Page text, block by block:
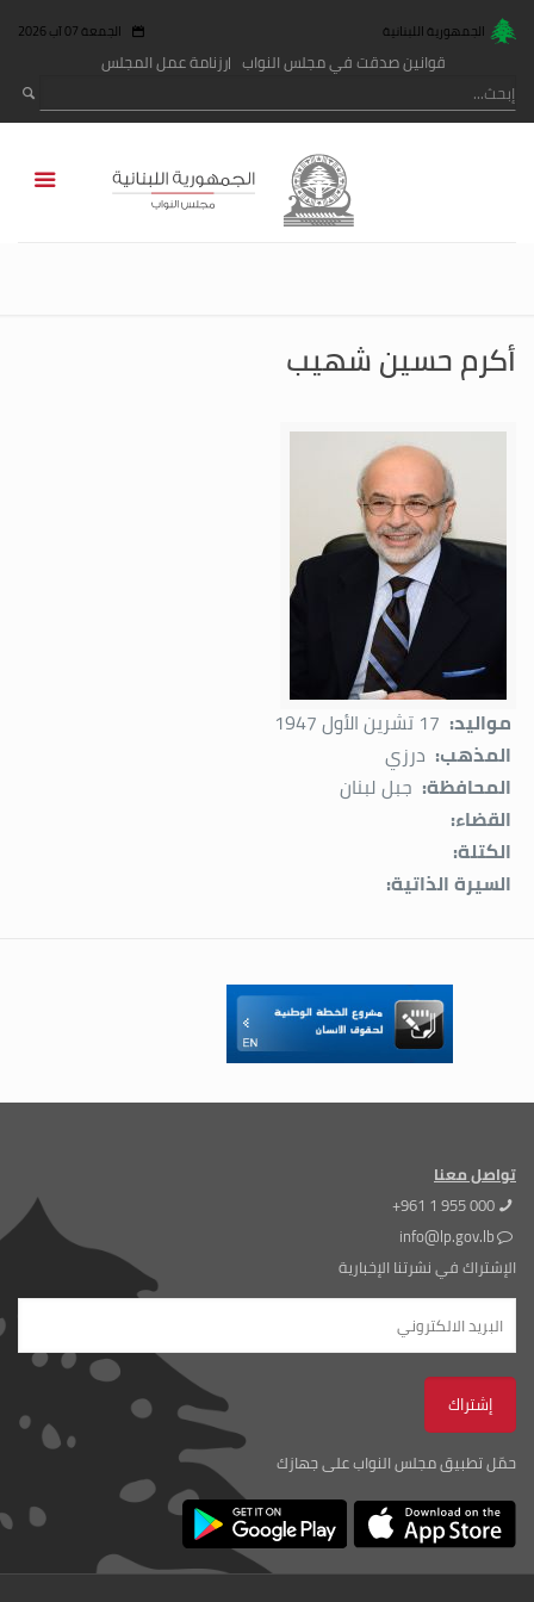
الجمهورية اللبنانية الجمعة 07 آب 2026
قوانين صدقت في مجلس النواب رزنامة عمل المجلس
أكرم حسين شهيب
مواليد: 17 تشرين الأول 1947
المذهب: درزي
المحافظة: جبل لبنان
القضاء:
الكتلة:
السيرة الذاتية:
تواصل معنا
+961 1 955 000
info@lp.gov.lb
الإشتراك في نشرتنا الإخبارية
حمّل تطبيق مجلس النواب على جهازك